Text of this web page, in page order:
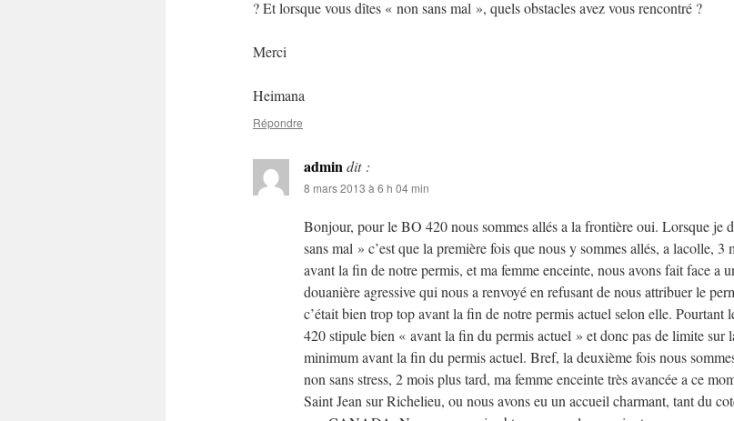
? Et lorsque vous dîtes « non sans mal », quels obstacles avez vous rencontré ?
Merci
Heimana
Répondre
admindit :
8 mars 2013 à 6 h 04 min
Bonjour, pour le BO 420 nous sommes allés a la frontière oui. Lorsque je
sans mal » c’est que la première fois que nous y sommes allés, a lacolle, 3
avant la fin de notre permis, et ma femme enceinte, nous avons fait face a
douanière agressive qui nous a renvoyé en refusant de nous attribuer le
c’était bien trop top avant la fin de notre permis actuel selon elle. Pourtant
420 stipule bien « avant la fin du permis actuel » et donc pas de limite sur
minimum avant la fin du permis actuel. Bref, la deuxième fois nous
non sans stress, 2 mois plus tard, ma femme enceinte très avancée a ce
Saint Jean sur Richelieu, ou nous avons eu un accueil charmant, tant du